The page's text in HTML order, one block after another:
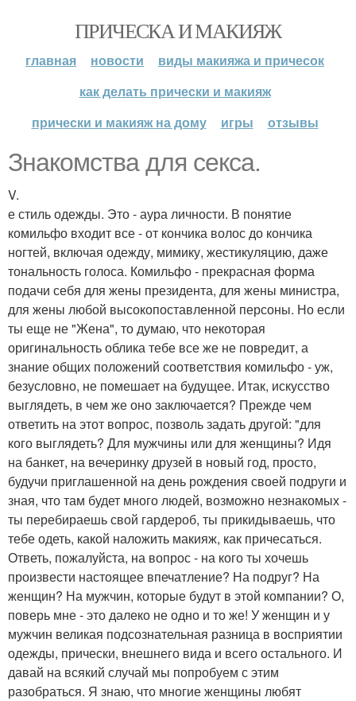
ПРИЧЕСКА И МАКИЯЖ
главная новости
виды макияжа и причесок
как делать прически и макияж
прически и макияж на дому
игры отзывы
Знакомства для секса.
V.
е стиль одежды. Это - аура личности. В понятие
комильфо входит все - от кончика волос до кончика
ногтей, включая одежду, мимику, жестикуляцию, даже
тональность голоса. Комильфо - прекрасная форма
подачи себя для жены президента, для жены министра,
для жены любой высокопоставленной персоны. Но если
ты еще не "Жена", то думаю, что некоторая
оригинальность облика тебе все же не повредит, а
знание общих положений соответствия комильфо - уж,
безусловно, не помешает на будущее. Итак, искусство
выглядеть, в чем же оно заключается? Прежде чем
ответить на этот вопрос, позволь задать другой: "для
кого выглядеть? Для мужчины или для женщины? Идя
на банкет, на вечеринку друзей в новый год, просто,
будучи приглашенной на день рождения своей подруги и
зная, что там будет много людей, возможно незнакомых -
ты перебираешь свой гардероб, ты прикидываешь, что
тебе одеть, какой наложить макияж, как причесаться.
Ответь, пожалуйста, на вопрос - на кого ты хочешь
произвести настоящее впечатление? На подруг? На
женщин? На мужчин, которые будут в этой компании? О,
поверь мне - это далеко не одно и то же! У женщин и у
мужчин великая подсознательная разница в восприятии
одежды, прически, внешнего вида и всего остального. И
давай на всякий случай мы попробуем с этим
разобраться. Я знаю, что многие женщины любят